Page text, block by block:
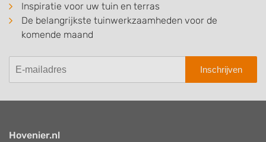
Inspiratie voor uw tuin en terras
De belangrijkste tuinwerkzaamheden voor de
komende maand
Inschrijven
Hovenier.nl